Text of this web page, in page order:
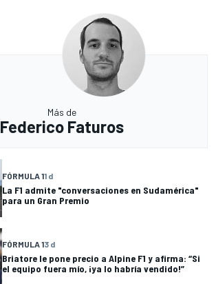
Más de
Federico Faturos
FÓRMULA 11 d
La F1 admite "conversaciones en Sudamérica"
para un Gran Premio
FÓRMULA 13 d
Briatore le pone precio a Alpine F1 y afirma: “Si
el equipo fuera mío, ¡ya lo habría vendido!”